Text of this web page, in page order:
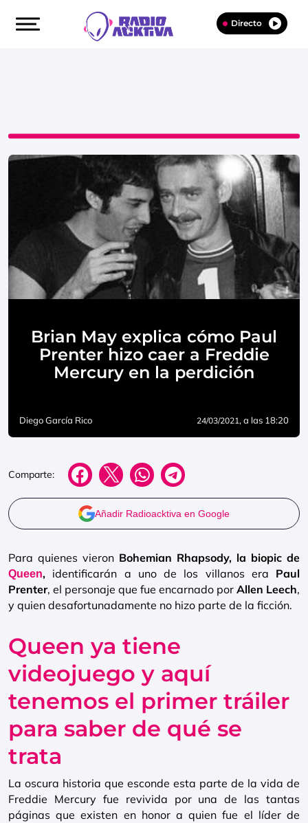
Directo
Brian May explica cómo Paul
Prenter hizo caer a Freddie
Mercury en la perdición
Diego García Rico 24/03/2021, a las 18:20
Comparte:
Añadir Radioacktiva en Google
Para quienes vieron Bohemian Rhapsody, la biopic de
Queen, identificarán a uno de los villanos era Paul
Prenter, el personaje que fue encarnado por Allen Leech,
y quien desafortunadamente no hizo parte de la ficción.
Queen ya tiene
videojuego y aquí
tenemos el primer tráiler
para saber de qué se
trata
La oscura historia que esconde esta parte de la vida de
Freddie Mercury fue revivida por una de las tantas
páginas que existen en honor a quien fue el líder de